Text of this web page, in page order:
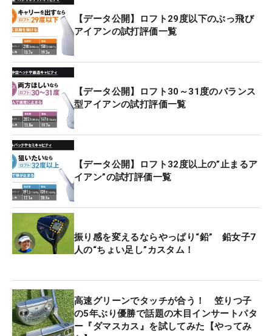
【データ公開】ロフト29度以下のぶっ飛び
アイアンの試打評価一覧
【データ公開】ロフト30～31度のバランス
型アイアンの試打評価一覧
【データ公開】ロフト32度以上の”止まるア
イアン”の試打評価一覧
振り感を変えるならやっぱり“鉛” 鉛女子7
人の“ちょい足し”カスタム！
高速グリーンでタッチが合う！ 笠りつ子
の5年ぶり優勝で話題の木目インサートパタ
ー『ダマスカス』を試してみた【やってみ